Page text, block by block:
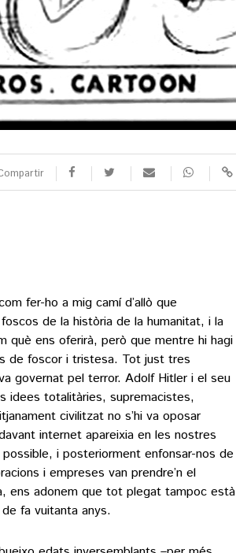
fer-ho a mig camí d’allò que
de la història de la humanitat, i la
què ens oferirà, però que mentre hi hagi
de foscor i tristesa. Tot just tres
governat pel terror. Adolf Hitler i el seu
idees totalitàries, supremacistes,
civilitzat no s’hi va oposar
internet apareixia en les nostres
i posteriorment enfonsar-nos de
i empreses van prendre’n el
ens adonem que tot plegat tampoc està
fa vuitanta anys.